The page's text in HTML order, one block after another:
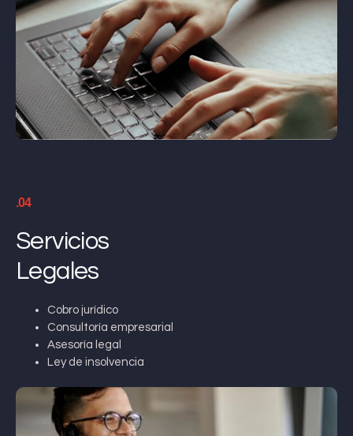
.04
Servicios
Legales
Cobro jurídico
Consultoría empresarial
Asesoría legal
Ley de insolvencia